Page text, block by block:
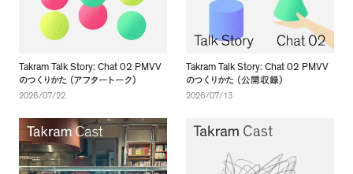
Takram Talk Story: Chat 02 PMVV
のつくりかた （アフタートーク ）
2026/07/22
Takram Talk Story: Chat 02 PMVV
のつくりかた （公開収録 ）
2026/07/13